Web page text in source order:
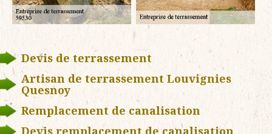
Devis de terrassement
Artisan de terrassement Louvignies
Quesnoy
Remplacement de canalisation
Devis remplacement de canalisation